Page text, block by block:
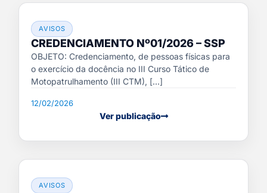
AVISOS
CREDENCIAMENTO Nº01/2026 – SSP
OBJETO: Credenciamento, de pessoas físicas para
o exercício da docência no III Curso Tático de
Motopatrulhamento (III CTM), [...]
12/02/2026
Ver publicação
AVISOS